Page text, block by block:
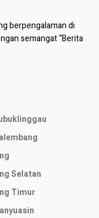
berpengalaman di
semangat “Berita
Selatan
Timur